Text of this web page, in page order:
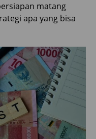
matang
apa yang bisa